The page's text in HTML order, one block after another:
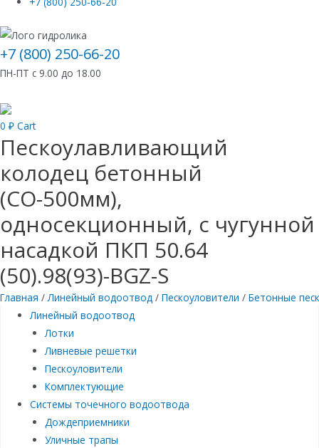
+7 (800) 250-66-20
ПН-ПТ с 9.00 до 18.00
0 ₽ Cart
Пескоулавливающий
колодец бетонный
(СО-500мм),
односекционный, с чугунной
насадкой ПКП 50.64
(50).98(93)-BGZ-S
Главная /Линейный водоотвод / Пескоуловители / Бетонные
Линейный водоотвод
Лотки
Ливневые решетки
Пескоуловители
Комплектующие
Системы точечного водоотвода
Дождеприемники
Уличные трапы